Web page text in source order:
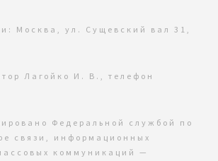
Москва, ул. Сущевский вал 31,
Лагойко И. В., телефон
Федеральной службой по
связи, информационных
коммуникаций —